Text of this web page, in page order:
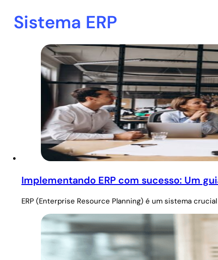
Sistema ERP
Implementando ERP com sucesso: Um
ERP (Enterprise Resource Planning) é um sistema